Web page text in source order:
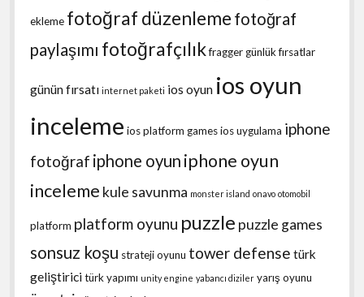
ekleme fotoğraf düzenleme fotoğraf
paylaşımı fotoğrafçılıkfraggergünlük fırsatlar
günün fırsatı internet paketi ios oyun ios oyun
inceleme ios platform gamesios uygulama iphone
fotoğraf iphone oyun iphone oyun
inceleme kule savunma monster island onavo otomobil
platform platform oyunu puzzle puzzle games
sonsuz koşu strateji oyunu tower defense türk
geliştiricitürk yapımı unity engine yabancı diziler yarış oyunu